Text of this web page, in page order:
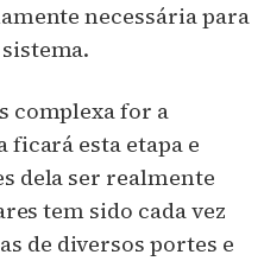
necessária para
complexa for a
ficará esta etapa e
dela ser realmente
tem sido cada vez
de diversos portes e